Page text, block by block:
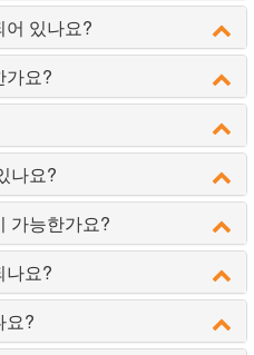
있나요?
가요?
나요?
가능한가요?
나요?
요?